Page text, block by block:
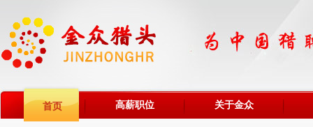
首页 高薪职位 关于金众